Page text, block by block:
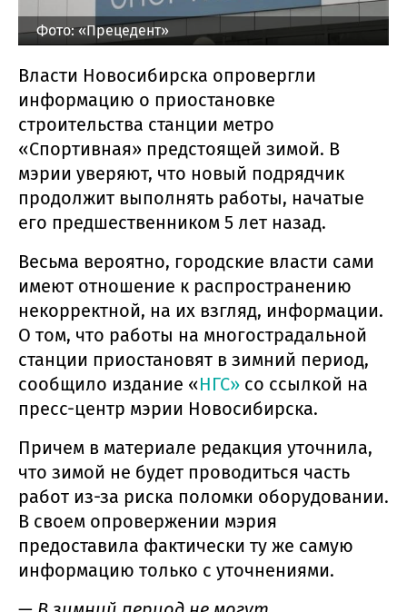
Фото: «Прецедент»
Власти Новосибирска опровергли
информацию о приостановке
строительства станции метро
«Спортивная» предстоящей зимой. В
мэрии уверяют, что новый подрядчик
продолжит выполнять работы, начатые
его предшественником 5 лет назад.
Весьма вероятно, городские власти сами
имеют отношение к распространению
некорректной, на их взгляд, информации.
О том, что работы на многострадальной
станции приостановят в зимний период,
сообщило издание «НГС» со ссылкой на
пресс-центр мэрии Новосибирска.
Причем в материале редакция уточнила,
что зимой не будет проводиться часть
работ из-за риска поломки оборудовании.
В своем опровержении мэрия
предоставила фактически ту же самую
информацию только с уточнениями.